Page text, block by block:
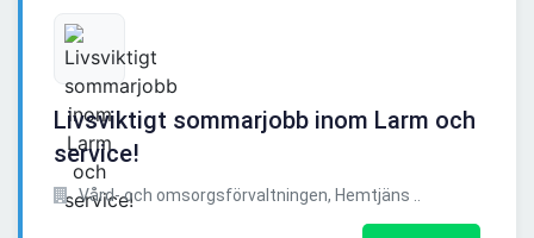
Livsviktigt sommarjobb inom Larm och
service!
Vård- och omsorgsförvaltningen, Hemtjäns ..